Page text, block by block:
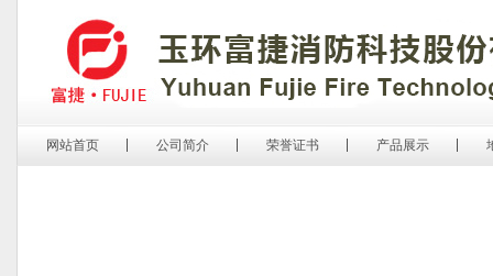
网站首页 公司简介 荣誉证书 产品展示